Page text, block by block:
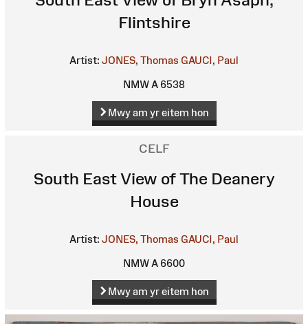
Flintshire
Artist: JONES, Thomas GAUCI, Paul
NMW A 6538
Mwy am yr eitem hon
CELF
South East View of The Deanery
House
Artist: JONES, Thomas GAUCI, Paul
NMW A 6600
Mwy am yr eitem hon